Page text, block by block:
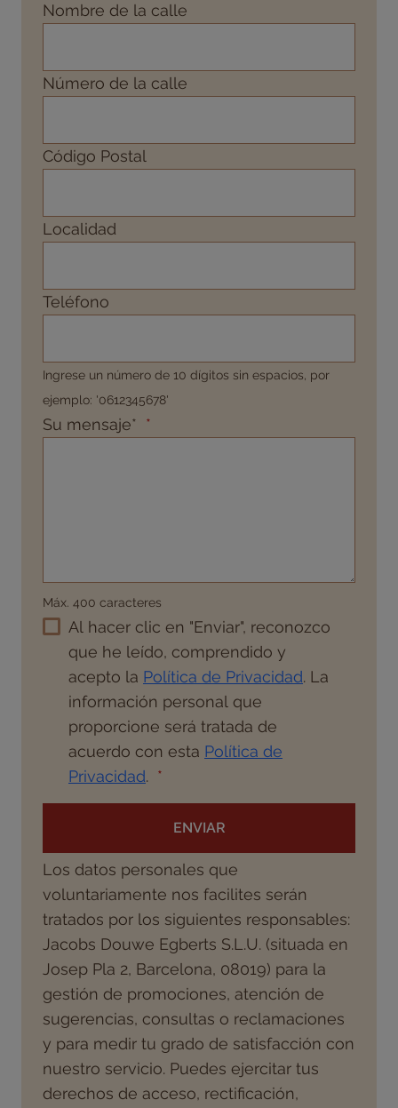
Nombre de la calle
Número de la calle
Código Postal
Localidad
Teléfono
Ingrese un número de 10 dígitos sin espacios, por
ejemplo: '0612345678'
Su mensaje*
Máx. 400 caracteres
Al hacer clic en "Enviar", reconozco
que he leído, comprendido y
acepto la Política de Privacidad. La
información personal que
proporcione será tratada de
acuerdo con esta Política de
Privacidad.
ENVIAR
Los datos personales que
voluntariamente nos facilites serán
tratados por los siguientes responsables:
Jacobs Douwe Egberts S.L.U. (situada en
Josep Pla 2, Barcelona, 08019) para la
gestión de promociones, atención de
sugerencias, consultas o reclamaciones
y para medir tu grado de satisfacción con
nuestro servicio. Puedes ejercitar tus
derechos de acceso, rectificación,